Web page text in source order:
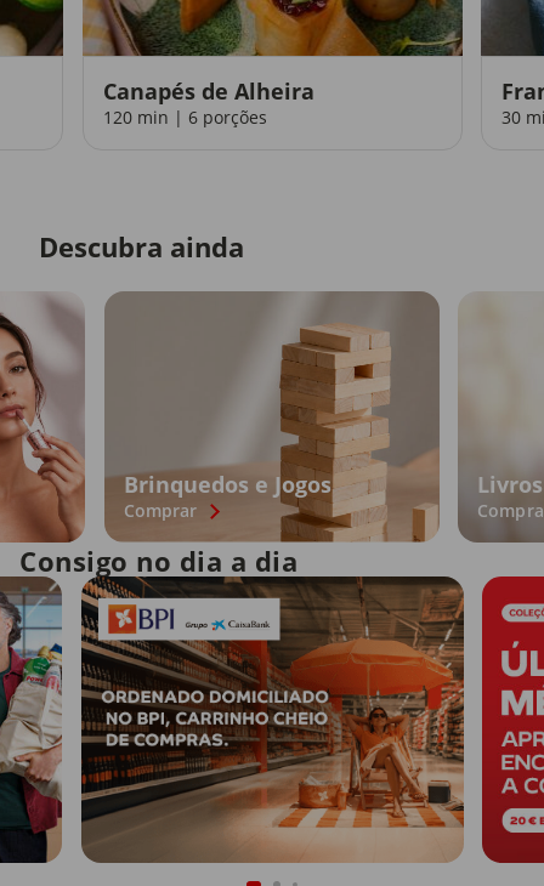
Canapés de Alheira
120 min | 6 porções 30
Descubra ainda
Brinquedos e Jogos
Comprar
Livros
Consigo no dia a dia